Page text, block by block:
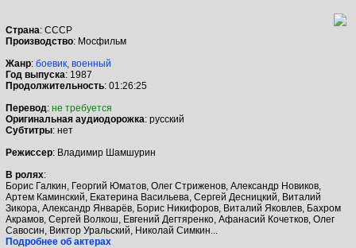
Страна: СССР
Производство: Мосфильм
Жанр: боевик, военный
Год выпуска: 1987
Продолжительность: 01:26:25
Перевод: не требуется
Оригинальная аудиодорожка: русский
Cубтитры: нет
Режиссер: Владимир Шамшурин
В ролях:
Борис Галкин, Георгий Юматов, Олег Стриженов, Александр Новиков,
Артем Каминский, Екатерина Васильева, Сергей Десницкий, Виталий
Зикора, Александр Январёв, Борис Никифоров, Виталий Яковлев, Бахром
Акрамов, Сергей Волкош, Евгений Дегтяренко, Афанасий Кочетков, Олег
Савосин, Виктор Уральский, Николай Симкин...
Подробнее об актерах